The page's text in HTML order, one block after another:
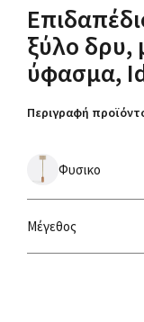
ξύλο δρυ,
ύφασμα,
Περιγραφή
Φυσικο
Μέγεθος